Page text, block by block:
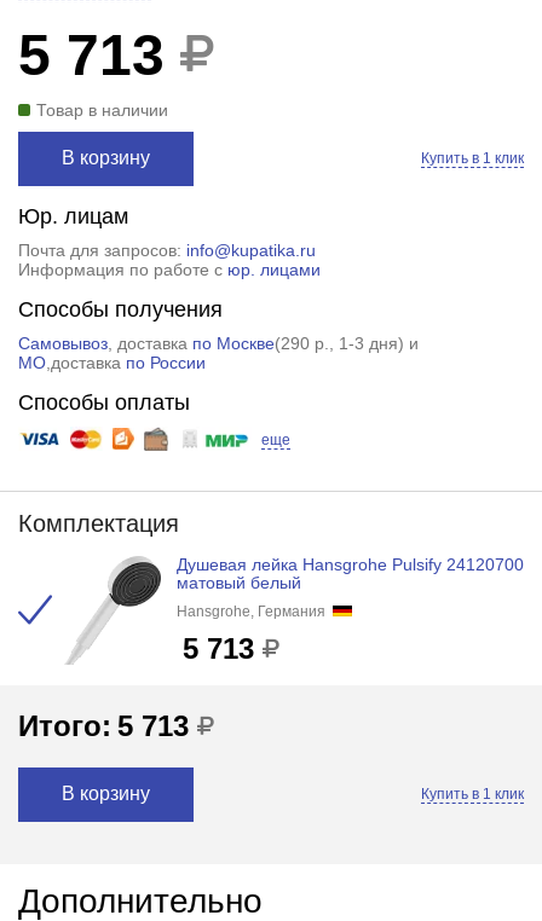
5 713
Товар в наличии
В корзину Купить в 1 клик
Юр. лицам
Почта для запросов: info@kupatika.ru
Информация по работе с юр. лицами
Способы получения
Самовывоз, доставка по Москве(290 р.
, 1-3 дня) и
МО,доставка по России
Способы оплаты
еще
Комплектация
Душевая лейка Hansgrohe Pulsify 24120700
матовый белый
Hansgrohe, Германия
5 713
Итого: 5 713
В корзину Купить в 1 клик
Дополнительно